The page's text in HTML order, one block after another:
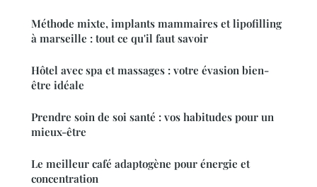
Méthode mixte, implants mammaires et lipofilling
à marseille : tout ce qu'il faut savoir
Hôtel avec spa et massages : votre évasion bien-
être idéale
Prendre soin de soi santé : vos habitudes pour un
mieux-être
Le meilleur café adaptogène pour énergie et
concentration